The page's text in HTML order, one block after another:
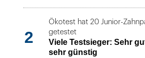
2
Ökotest hat 20 Junior-
getestet
Viele Testsieger: Sehr
sehr günstig